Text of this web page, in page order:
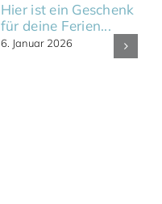
Hier ist ein Geschenk
für deine Ferien...
6. Januar 2026